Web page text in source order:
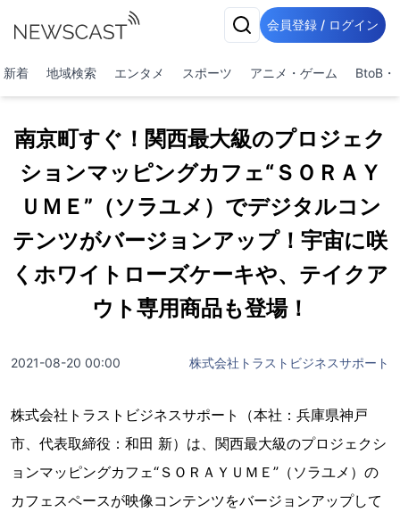
会員登録 / ログイン
新着 地域検索 エンタメ スポーツ アニメ・ゲーム BtoB・
南京町すぐ！関西最大級のプロジェク
ションマッピングカフェ“ＳＯＲＡＹ
ＵＭＥ”（ソラユメ）でデジタルコン
テンツがバージョンアップ！宇宙に咲
くホワイトローズケーキや、テイクア
ウト専用商品も登場！
2021-08-20 00:00 株式会社トラストビジネスサポート
株式会社トラストビジネスサポート（本社：兵庫県神戸
市、代表取締役：和田 新）は、関西最大級のプロジェクシ
ョンマッピングカフェ“ＳＯＲＡＹＵＭＥ”（ソラユメ）の
カフェスペースが映像コンテンツをバージョンアップして